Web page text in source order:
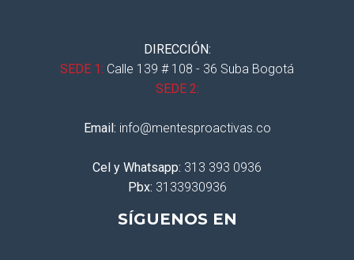
DIRECCIÓN:
SEDE 1: Calle 139 # 108 - 36 Suba Bogotá
SEDE 2:
Email: info@mentesproactivas.co
Cel y Whatsapp: 313 393 0936
Pbx: 3133930936
SÍGUENOS EN